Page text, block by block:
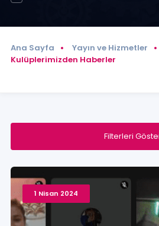
Ana Sayfa
Yayın ve Hizmetler
Kulüplerimizden Haberler
Filterleri
1 Nisan 2024